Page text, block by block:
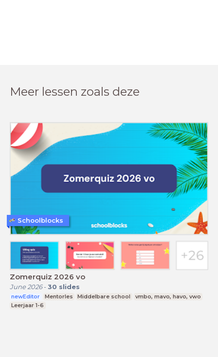
Meer lessen zoals deze
Zomerquiz 2026 vo
June 2026- 30 slides
newEditor Mentorles Middelbare school
vmbo, mavo, havo, vwo
Leerjaar 1-6
Schoolblocks